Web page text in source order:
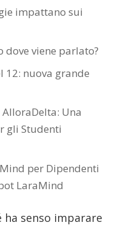
impattano sui
dove viene parlato?
12: nuova grande
Una
gli Studenti
per Dipendenti
LaraMind
ha senso imparare